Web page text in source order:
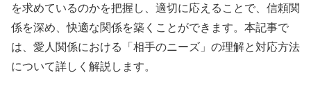
を求めているのかを把握し、適切に応えることで、信頼関
係を深め、快適な関係を築くことができます。本記事で
は、愛人関係における「相手のニーズ」の理解と対応方法
について詳しく解説します。